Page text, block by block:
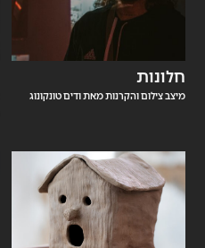
חלונות
מיצב צילום והקרנות מאת ודים טונקונוג